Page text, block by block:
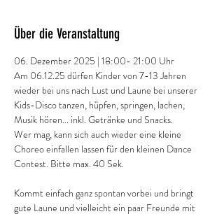
Über die Veranstaltung
06. Dezember 2025 | 18:00- 21:00 Uhr
Am 06.12.25 dürfen Kinder von 7-13 Jahren
wieder bei uns nach Lust und Laune bei unserer
Kids-Disco tanzen, hüpfen, springen, lachen,
Musik hören... inkl. Getränke und Snacks.
Wer mag, kann sich auch wieder eine kleine
Choreo einfallen lassen für den kleinen Dance
Contest. Bitte max. 40 Sek.
Kommt einfach ganz spontan vorbei und bringt
gute Laune und vielleicht ein paar Freunde mit